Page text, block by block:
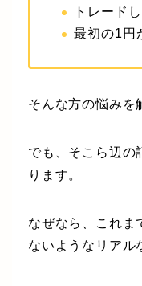
トレード
最初の1円
そんな方の悩みを
でも、そこら辺の
ります。
なぜなら、これま
ないようなリアル